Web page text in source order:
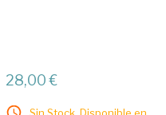
28,00 €
Sin Stock. Disponible en